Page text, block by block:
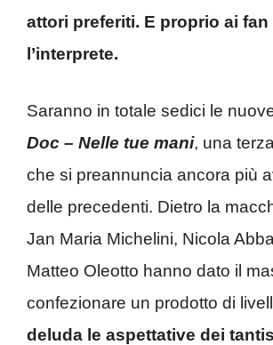
attori preferiti. E proprio ai
l’interprete.
Saranno in totale sedici le
Doc – Nelle tue mani, una
che si preannuncia ancora più
delle precedenti. Dietro la
Jan Maria Michelini, Nicola
Matteo Oleotto hanno dato il
confezionare un prodotto di
deluda le aspettative dei